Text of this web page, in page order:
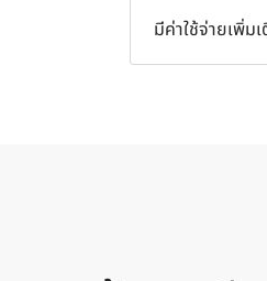
เรามีบริการส
1. บริการสลับป้
มีค่าใช้จ่ายเพิ่ม